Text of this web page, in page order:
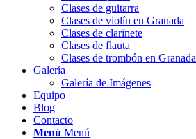
Clases de guitarra
Clases de violín en Granada
Clases de clarinete
Clases de flauta
Clases de trombón en Granada
Galería
Galería de Imágenes
Equipo
Blog
Contacto
Menú Menú